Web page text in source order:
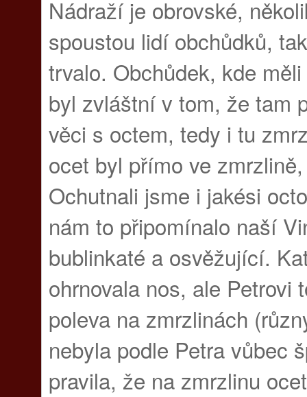
Nádraží je obrovské,
spoustou lidí obchůdků,
trvalo. Obchůdek, kde
byl zvláštní v tom, že tam
věci s octem, tedy i tu
ocet byl přímo ve
Ochutnali jsme i jakési
nám to připomínalo naší
bublinkaté a osvěžující.
ohrnovala nos, ale Petrovi
poleva na zmrzlinách
nebyla podle Petra vůbec
pravila, že na zmrzlinu